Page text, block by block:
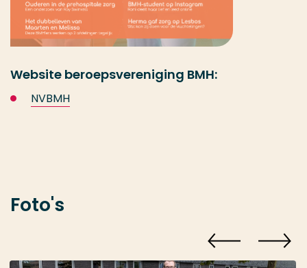
Website beroepsvereniging BMH:
NVBMH
Foto's